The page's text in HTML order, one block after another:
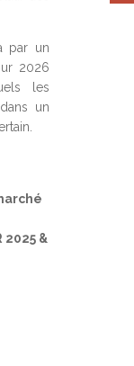
par un
2026
les
un
2025 &